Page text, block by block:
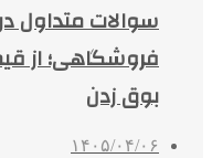
سوالات متداول
فروشگاهی؛ از
بوق زدن
۱۴۰۵/۰۴/۰۶